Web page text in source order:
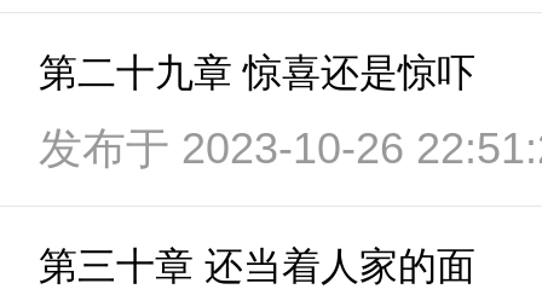
第二十九章 惊喜还是惊吓
发布于 2023-10-26
第三十章 还当着人家的面